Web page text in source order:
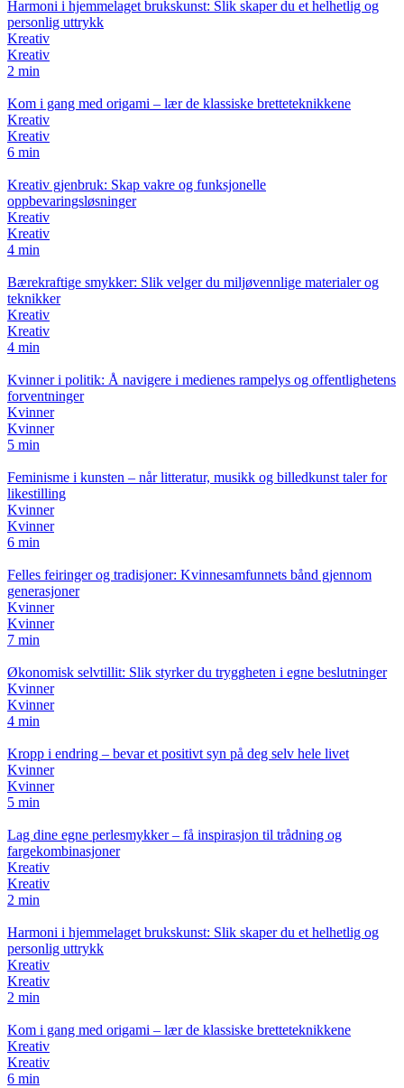
Harmoni i hjemmelaget brukskunst: Slik skaper du et helhetlig og
personlig uttrykk
Kreativ
Kreativ
2 min
Kom i gang med origami – lær de klassiske bretteteknikkene
Kreativ
Kreativ
6 min
Kreativ gjenbruk: Skap vakre og funksjonelle
oppbevaringsløsninger
Kreativ
Kreativ
4 min
Bærekraftige smykker: Slik velger du miljøvennlige materialer og
teknikker
Kreativ
Kreativ
4 min
Kvinner i politik: Å navigere i medienes rampelys og offentlighetens
forventninger
Kvinner
Kvinner
5 min
Feminisme i kunsten – når litteratur, musikk og billedkunst taler for
likestilling
Kvinner
Kvinner
6 min
Felles feiringer og tradisjoner: Kvinnesamfunnets bånd gjennom
generasjoner
Kvinner
Kvinner
7 min
Økonomisk selvtillit: Slik styrker du tryggheten i egne beslutninger
Kvinner
Kvinner
4 min
Kropp i endring – bevar et positivt syn på deg selv hele livet
Kvinner
Kvinner
5 min
Lag dine egne perlesmykker – få inspirasjon til trådning og
fargekombinasjoner
Kreativ
Kreativ
2 min
Harmoni i hjemmelaget brukskunst: Slik skaper du et helhetlig og
personlig uttrykk
Kreativ
Kreativ
2 min
Kom i gang med origami – lær de klassiske bretteteknikkene
Kreativ
Kreativ
6 min